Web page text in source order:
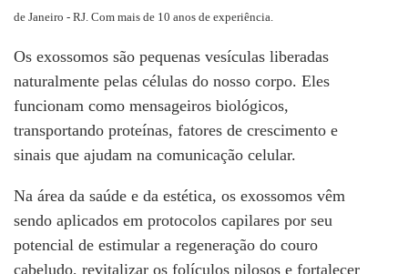
de Janeiro - RJ. Com mais de 10 anos de experiência.
Os exossomos são pequenas vesículas liberadas
naturalmente pelas células do nosso corpo. Eles
funcionam como mensageiros biológicos,
transportando proteínas, fatores de crescimento e
sinais que ajudam na comunicação celular.
Na área da saúde e da estética, os exossomos vêm
sendo aplicados em protocolos capilares por seu
potencial de estimular a regeneração do couro
cabeludo, revitalizar os folículos pilosos e fortalecer